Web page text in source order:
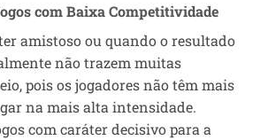
com Baixa Competitividade
amistoso ou quando o resultado
não trazem muitas
pois os jogadores não têm mais
na mais alta intensidade.
com caráter decisivo para a